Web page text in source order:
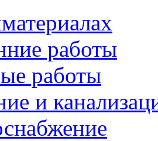
работы
работы
и